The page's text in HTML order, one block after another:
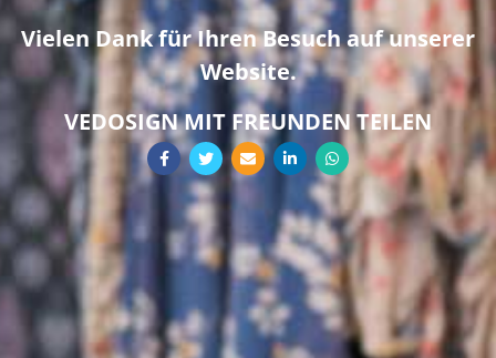
Vielen Dank für Ihren Besuch auf unserer
Website.
VEDOSIGN MIT FREUNDEN TEILEN